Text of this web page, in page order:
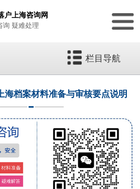
户上海咨询网
询 疑难处理
栏目导航
海档案材料准备与审核要点说明